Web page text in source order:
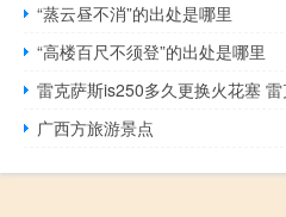
“蒸云昼不消”的出处是哪里
“高楼百尺不须登”的出处是哪里
雷克萨斯is250多久更换火花塞
广西方旅游景点